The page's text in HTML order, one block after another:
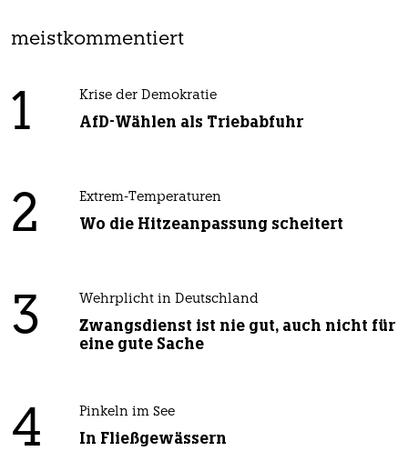
meistkommentiert
1 Krise der Demokratie
AfD-Wählen als Triebabfuhr
2 Extrem-Temperaturen
Wo die Hitzeanpassung scheitert
3 Wehrplicht in Deutschland
Zwangsdienst ist nie gut, auch nicht für
eine gute Sache
4 Pinkeln im See
In Fließgewässern